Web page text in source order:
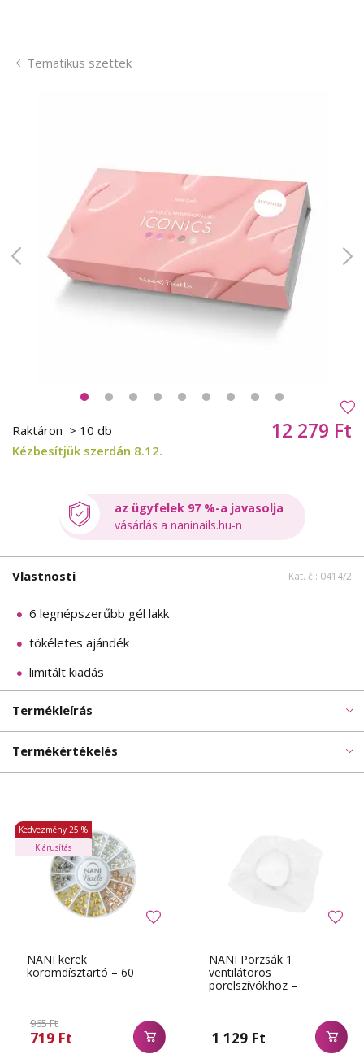
Tematikus szettek
Raktáron > 10 db
Kézbesítjük szerdán 8.12.
12 279 Ft
az ügyfelek 97 %-a javasolja
vásárlás a naninails.hu-n
Vlastnosti Kat. č.: 0414/2
6 legnépszerűbb gél lakk
tökéletes ajándék
limitált kiadás
Termékleírás
Termékértékelés
NANI kerek
körömdísztartó – 60
965 Ft
719 Ft
Kedvezmény 25 %
Kiárusítás
NANI Porzsák 1
ventilátoros
porelszívókhoz –
1 129 Ft